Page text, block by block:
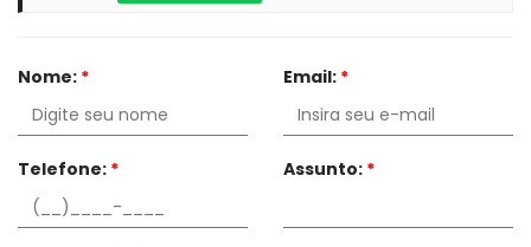
Nome: * Email: *
Telefone: * Assunto: *